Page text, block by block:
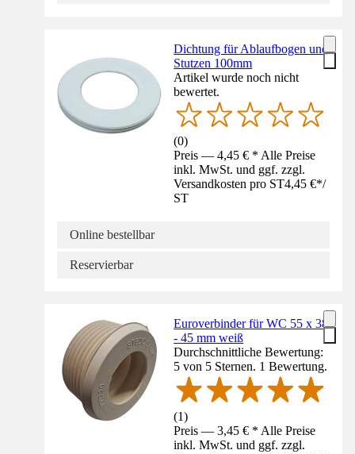
Dichtung für Ablaufbogen und
Stutzen 100mm
Artikel wurde noch nicht
bewertet.
(0)
Preis — 4,45 € * Alle Preise
inkl. MwSt. und ggf. zzgl.
Versandkosten pro ST4,45 €*/
ST
Online bestellbar
Reservierbar
Euroverbinder für WC 55 x 38
- 45 mm weiß
Durchschnittliche Bewertung:
5 von 5 Sternen. 1 Bewertung.
(1)
Preis — 3,45 € * Alle Preise
inkl. MwSt. und ggf. zzgl.